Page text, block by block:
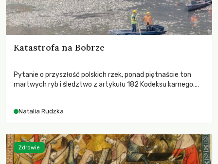
Katastrofa na Bobrze
Pytanie o przyszłość polskich rzek, ponad piętnaście ton
martwych ryb i śledztwo z artykułu 182 Kodeksu karnego.
zdarzeń prowadzących do biologicznej śmierci rzeki.
Natalia Rudzka
Zdrowie